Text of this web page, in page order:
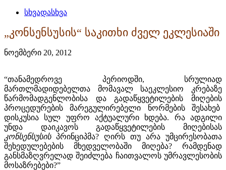
სხვადასხვა
„კონსენსუსის“ საკითხი ძველ ეკლესიაში
ნოემბერი 20, 2012
“თანამედროვე პერიოდში, სრულიად
მართლმადიდებელთა მომავალ საეკლესიო კრებაზე
წარმომადგენლობისა და გადაწყვეტილების მიღების
პროცედურების მარეგულირებელი ნორმების შესახებ
დისკუსია სულ უფრო აქტუალური ხდება. რა ადგილი
უნდა დაიკავოს გადაწყვეტილების მიღებისას
კონსენსუსის ­ პრინციპმა? ღირს თუ არა უმცირესობათა
შეხედულებების მხედველობაში მიღება? რამდენად
განსმაზღვრელად შეიძლება ჩაითვალოს უმრავლესობის
მოსაზრებები?”